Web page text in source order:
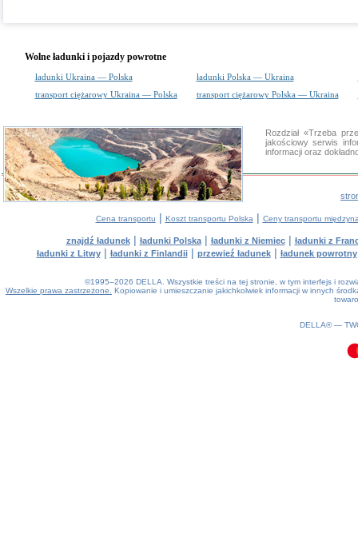
Wolne ładunki i pojazdy powrotne
ładunki Ukraina — Polska ładunki Polska — Ukraina
transport ciężarowy Ukraina — Polska
transport ciężarowy Polska — Ukraina
Rozdział «Trzeba
jakościowy serwis
informacji oraz
Cena transportu | Koszt transportu Polska | Ceny transportu
znajdź ładunek| ładunki Polska| ładunki z Niemiec| ładunki z
ładunki z Litwy| ładunki z Finlandii| przewieź ładunek| ładunek powrotny
©1995–2026 DELLA. Wszystkie treści na tej stronie, w tym interfejs i
Wszelkie prawa zastrzeżone.
Kopiowanie i umieszczanie jakichkolwiek informacji w innych
DELLA® —